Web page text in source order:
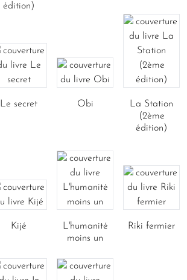
édition)
Le secret Obi
La Station
(2ème
édition)
Kijé
L'humanité
moins un
Riki fermier